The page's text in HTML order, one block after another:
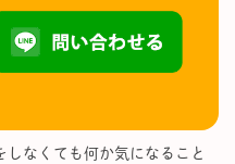
なくても何か気になること